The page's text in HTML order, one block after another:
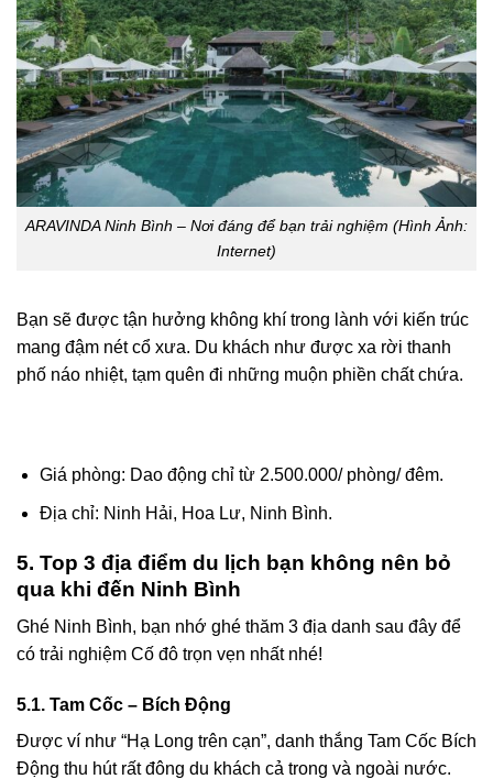
ARAVINDA Ninh Bình – Nơi đáng để bạn trải nghiệm (Hình Ảnh:
Internet)
Bạn sẽ được tận hưởng không khí trong lành với kiến trúc
mang đậm nét cổ xưa. Du khách như được xa rời thanh
phố náo nhiệt, tạm quên đi những muộn phiền chất chứa.
Giá phòng: Dao động chỉ từ 2.500.000/ phòng/ đêm.
Địa chỉ: Ninh Hải, Hoa Lư, Ninh Bình.
5. Top 3 địa điểm du lịch bạn không nên bỏ
qua khi đến Ninh Bình
Ghé Ninh Bình, bạn nhớ ghé thăm 3 địa danh sau đây để
có trải nghiệm Cố đô trọn vẹn nhất nhé!
5.1. Tam Cốc – Bích Động
Được ví như “Hạ Long trên cạn”, danh thắng Tam Cốc Bích
Động thu hút rất đông du khách cả trong và ngoài nước.